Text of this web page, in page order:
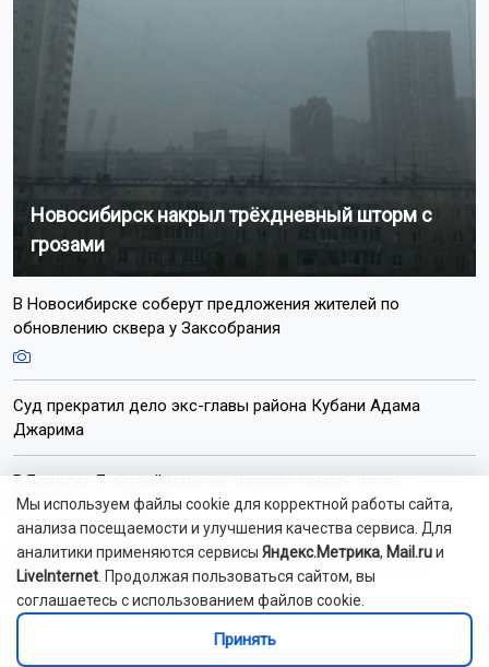
Новосибирск накрыл трёхдневный шторм с
грозами
В Новосибирске соберут предложения жителей по
обновлению сквера у Заксобрания
Суд прекратил дело экс-главы района Кубани Адама
Джарима
В Бердске 7-летний мальчик потерял память после
нападения у магазина
За семь месяцев россияне взяли кредитов на 2,6 трлн
рублей
В Новосибирске врачи выявили у ветерана СВО рак на
ранней стадии
Мы используем файлы cookie для корректной работы сайта,
анализа посещаемости и улучшения качества сервиса. Для
аналитики применяются сервисы Яндекс.Метрика, Mail.ruи
LiveInternet . Продолжая пользоваться сайтом, вы
соглашаетесь с использованием файлов cookie.
Принять